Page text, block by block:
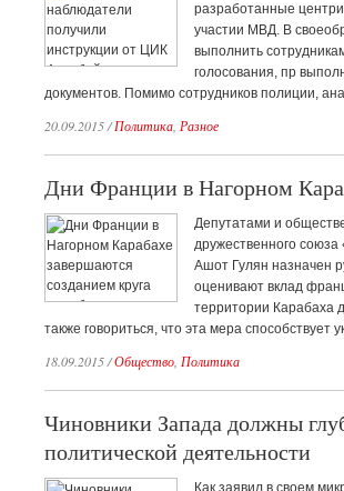
разработанные
участии МВД. В
выполнить
голосования, пр
документов. Помимо сотрудников полиции,
20.09.2015/Политика Разное
Дни Франции в Нагорном
Депутатами и
дружественного
Ашот Гулян назначен
оценивают вклад
территории Карабаха
также говориться, что эта мера способствует
18.09.2015/Общество Политика
Чиновники Запада должны
политической деятельности
Как заявил в своем